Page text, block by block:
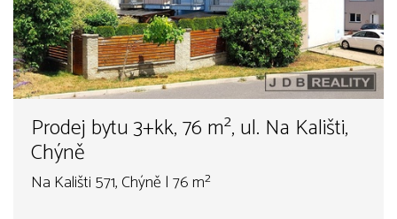
Prodej bytu 3+kk, 76 m², ul. Na Kališti,
Chýně
Na Kališti 571, Chýně | 76 m²